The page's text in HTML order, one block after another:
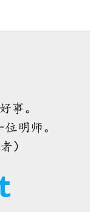
等待主耶稣的人
08-08 938
）
事。
明师。
）